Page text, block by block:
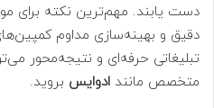
دست یابند. مهم‌ترین نکته برای
دقیق و بهینه‌سازی مداوم
تبلیغاتی حرفه‌ای و نتیجه‌محور
متخصص مانند ادوایس بروید.